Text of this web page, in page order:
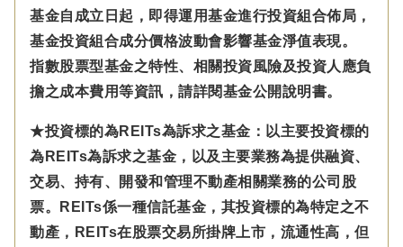
基金自成立日起，即得運用基金進行投資組合佈局，
基金投資組合成分價格波動會影響基金淨值表現。
指數股票型基金之特性、相關投資風險及投資人應負
擔之成本費用等資訊，請詳閱基金公開說明書。
★投資標的為REITs為訴求之基金：以主要投資標的
為REITs為訴求之基金，以及主要業務為提供融資、
交易、持有、開發和管理不動產相關業務的公司股
票。REITs係一種信託基金，其投資標的為特定之不
動產，REITs在股票交易所掛牌上市，流通性高，但